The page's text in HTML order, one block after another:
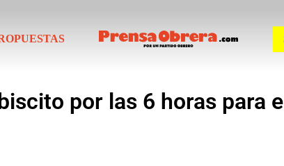
por las 6 horas para